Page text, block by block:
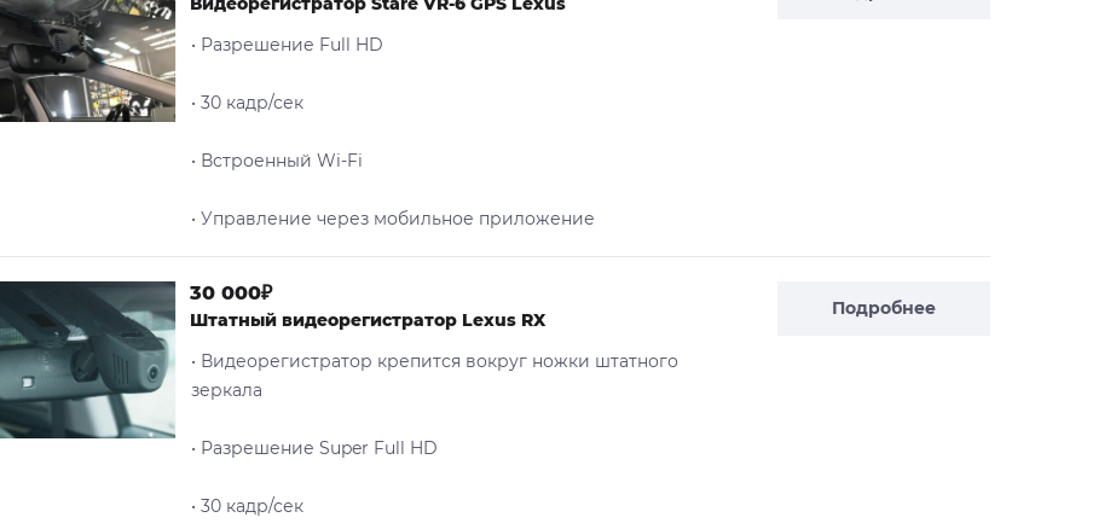
• Разрешение Full HD
• 30 кадр/сек
• Встроенный Wi-Fi
• Управление через мобильное приложение
Подробнее
30 000₽
Штатный видеорегистратор Lexus RX
• Видеорегистратор крепится вокруг ножки штатного
зеркала
• Разрешение Super Full HD
• 30 кадр/сек